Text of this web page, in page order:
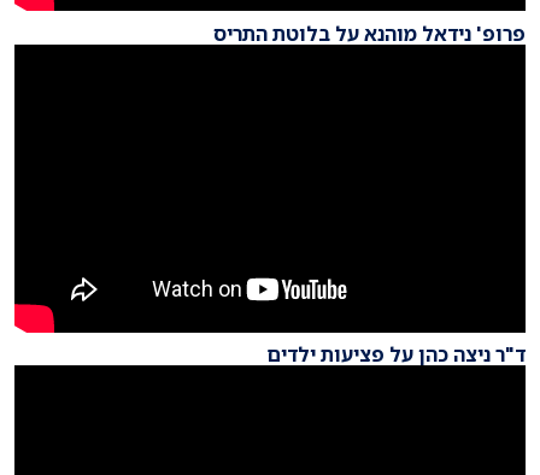
פרופ' נידאל מוהנא על בלוטת התריס
ד"ר ניצה כהן על פציעות ילדים